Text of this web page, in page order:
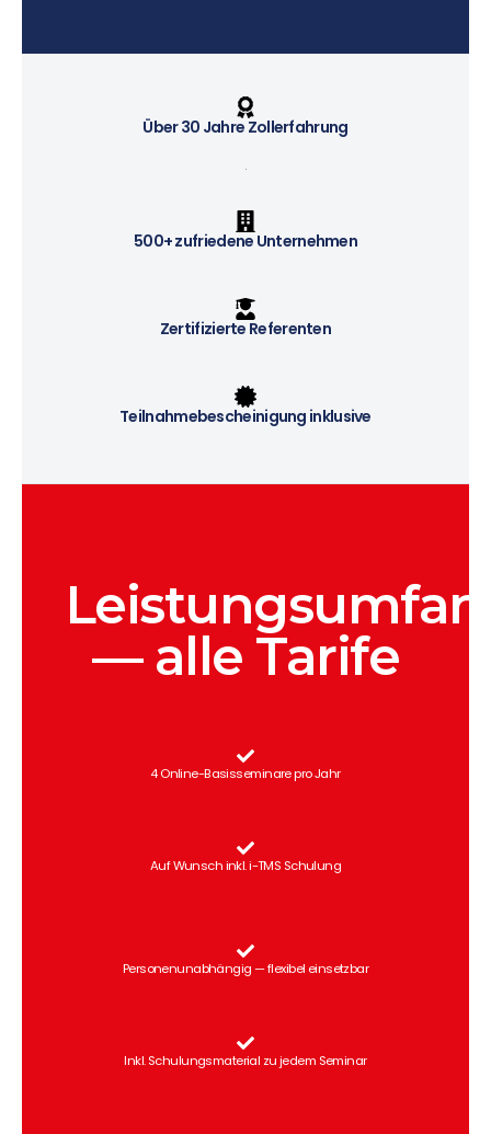
Über 30 Jahre Zollerfahrung
500+ zufriedene Unternehmen
Zertifizierte Referenten
Teilnahmebescheinigung inklusive
— alle Tarife
4 Online-Basisseminare pro Jahr
Auf Wunsch inkl. i-TMS Schulung
Personenunabhängig — flexibel einsetzbar
Inkl. Schulungsmaterial zu jedem Seminar